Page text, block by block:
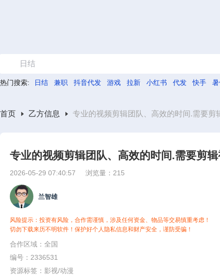
日结
热门搜索: 日结 兼职 抖音代发 游戏 拉新 小红书 代发 快手
首页 乙方信息 专业的视频剪辑团队、高效的时间.需要
专业的视频剪辑团队、高效的时间.需要剪
2026-05-29 07:40:57 浏览量：215
兰智雄
风险提示：投资有风险，合作需谨慎，涉及任何资金、物品等交易慎重考虑！
切勿下载来历不明软件！保护好个人隐私信息和财产安全，谨防受骗！
合作区域：全国
编号：2336531
资源标签： 影视/动漫